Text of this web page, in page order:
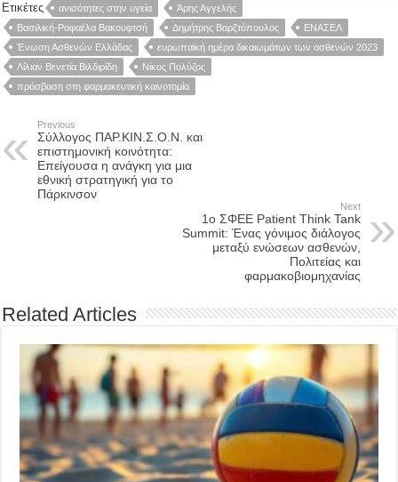
Ετικέτες ανισότητες στην υγεία
Άρης Αγγελής
Βασιλική-Ραφαέλα Βακουφτσή
Δημήτρης Βαρζτόπουλος
ΕΝΑΣΕΛ
Ένωση Ασθενών Ελλάδας
ευρωπαϊκή ημέρα δικαιωμάτων των ασθενών 2023
Λίλιαν Βενετία Βιλδιρίδη
Νίκος Πολύζος
πρόσβαση στη φαρμακευτική καινοτομία
Previous
Σύλλογος ΠΑΡ.ΚΙΝ.Σ.Ο.Ν. και
επιστημονική κοινότητα:
Επείγουσα η ανάγκη για μια
εθνική στρατηγική για το
Πάρκινσον
Next
1ο ΣΦΕΕ Patient Think Tank
Summit: Ένας γόνιμος διάλογος
μεταξύ ενώσεων ασθενών,
Πολιτείας και
φαρμακοβιομηχανίας
Related Articles